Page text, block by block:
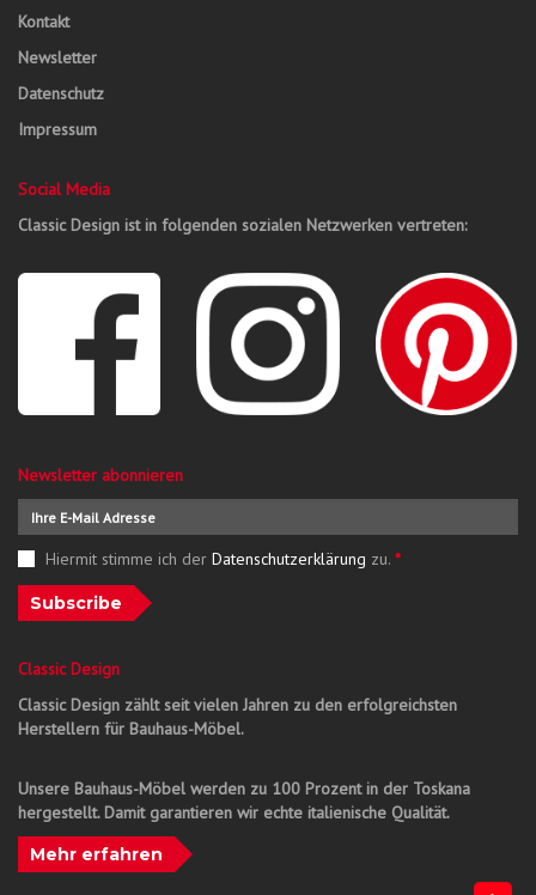
Kontakt
Newsletter
Datenschutz
Impressum
Social Media
Classic Design ist in folgenden sozialen Netzwerken vertreten:
Newsletter abonnieren
Hiermit stimme ich der Datenschutzerklärung zu. *
Subscribe
Classic Design
Classic Design zählt seit vielen Jahren zu den erfolgreichsten
Herstellern für Bauhaus-Möbel.
Unsere Bauhaus-Möbel werden zu 100 Prozent in der Toskana
hergestellt. Damit garantieren wir echte italienische Qualität.
Mehr erfahren